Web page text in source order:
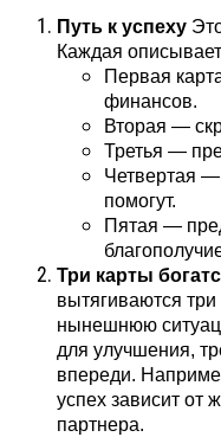
Путь к успеху
Каждая
Первая
финансов.
Вторая —
Третья —
Четвертая —
помогут.
Пятая —
Три карты
вытягиваются
нынешнюю
для улучшения,
впереди.
успех зависит
партнера.